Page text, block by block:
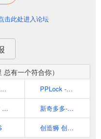
击此处进入论坛
总有一个符合你）
华盖创意网站 PPLock - 分享关于美的一切
创意网站 | 有趣的网站 | 有意思的网站 - 多新奇 新奇多多-分享新奇设计、励志视频、各种好玩有趣事情的网站
创造狮 创意工作者导航